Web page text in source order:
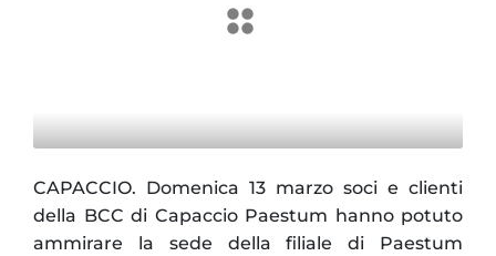
CAPACCIO. Domenica 13 marzo soci e clienti
della BCC di Capaccio Paestum hanno potuto
ammirare la sede della filiale di Paestum